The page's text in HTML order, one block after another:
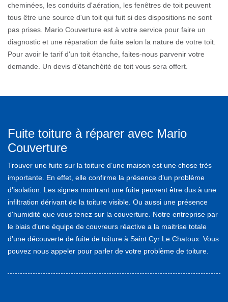
cheminées, les conduits d'aération, les fenêtres de toit peuvent
tous être une source d'un toit qui fuit si des dispositions ne sont
pas prises. Mario Couverture est à votre service pour faire un
diagnostic et une réparation de fuite selon la nature de votre toit.
Pour avoir le tarif d'un toit étanche, faites-nous parvenir votre
demande. Un devis d'étanchéité de toit vous sera offert.
Fuite toiture à réparer avec Mario
Couverture
Trouver une fuite sur la toiture d’une maison est une chose très
importante. En effet, elle confirme la présence d’un problème
d'isolation. Les signes montrant une fuite peuvent être dus à une
infiltration dérivant de la toiture visible. Ou aussi une présence
d'humidité que vous tenez sur la couverture. Notre entreprise par
le biais d’une équipe de couvreurs réactive a la maitrise totale
d’une découverte de fuite de toiture à Saint Cyr Le Chatoux. Vous
pouvez nous appeler pour parler de votre problème de toiture.